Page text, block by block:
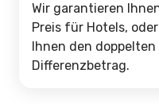
Wir garantieren
Preis für Hotels,
Ihnen den doppelten
Differenzbetrag.